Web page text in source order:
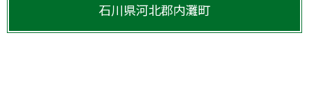
石川県河北郡内灘町